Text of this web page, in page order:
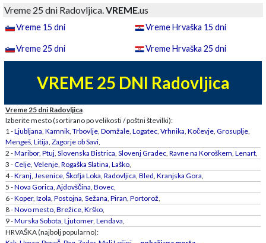
Vreme 25 dni Radovljica.VREME.us
Vreme 15 dni Vreme Hrvaška 15 dni
Vreme 25 dni Vreme Hrvaška 25 dni
VREME 25 DNI Radovljica
Vreme 25 dni Radovljica
Izberite mesto (sortirano po velikosti / poštni številki):
1 -Ljubljana, Kamnik, Trbovlje, Domžale, Logatec, Vrhnika, Kočevje, Grosuplje,
Mengeš, Litija, Zagorje ob Savi,
2 -Maribor, Ptuj, Slovenska Bistrica, Slovenj Gradec, Ravne na Koroškem, Lenart,
3 -Celje, Velenje, Rogaška Slatina, Laško,
4 -Kranj, Jesenice, Škofja Loka, Radovljica, Bled, Kranjska Gora,
5 -Nova Gorica, Ajdovščina, Bovec,
6 -Koper, Izola, Postojna, Sežana, Piran, Portorož,
8 -Novo mesto, Brežice, Krško,
9 -Murska Sobota, Ljutomer, Lendava,
HRVAŠKA (najbolj popularno):